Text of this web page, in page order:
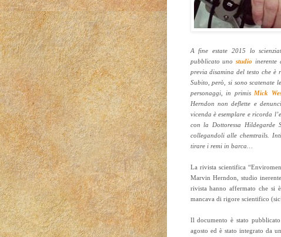
A fine estate 2015 lo
pubblicato unostudio inerente
previa disamina del testo che è
Subito, però, si sono scatenate
personaggi, in primis Mick
Herndon non deflette e
vicenda è esemplare e ricorda
con la Dottoressa Hildegarde
collegandoli alle chemtrails.
tirare i remi in barca…
La rivista scientifica
Marvin Herndon, studio
rivista hanno affermato che si
mancava di rigore scientifico
Il documento è stato
agosto ed è stato integrato da